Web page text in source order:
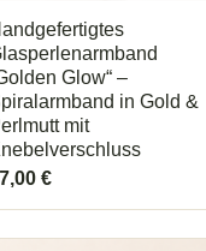
Glow“ –
in Gold &
mit
€